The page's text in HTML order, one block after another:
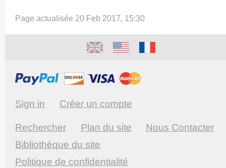
Page actualisée 20 Feb 2017, 15:30
Sign in Créer un compte
Rechercher Plan du site
Nous Contacter
Bibliothèque du site
Politique de confidentialité